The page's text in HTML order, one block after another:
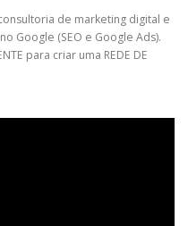
de marketing digital e
Google (SEO e Google Ads).
para criar uma REDE DE